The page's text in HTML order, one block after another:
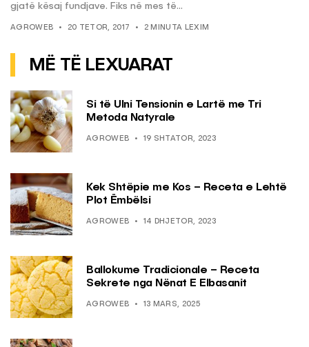
gjatë kësaj fundjave. Fiks në mes të...
AGROWEB 20 TETOR, 2017 2 MINUTA LEXIM
MË TË LEXUARAT
Si të Ulni Tensionin e Lartë me Tri
Metoda Natyrale
AGROWEB 19 SHTATOR, 2023
Kek Shtëpie me Kos – Receta e Lehtë
Plot Ëmbëlsi
AGROWEB 14 DHJETOR, 2023
Ballokume Tradicionale – Receta
Sekrete nga Nënat E Elbasanit
AGROWEB 13 MARS, 2025